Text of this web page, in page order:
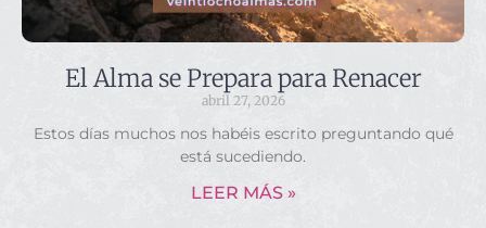
El Alma se Prepara para Renacer
abril 27, 2026
Estos días muchos nos habéis escrito preguntando qué
está sucediendo.
LEER MÁS »